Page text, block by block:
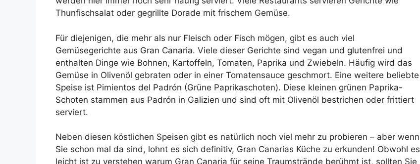
Thunfischsalat oder gegrillte Dorade mit frischem Gemüse.
Für diejenigen, die mehr als nur Fleisch oder Fisch mögen, gibt es auch viel
Gemüsegerichte aus Gran Canaria. Viele dieser Gerichte sind vegan und glutenfrei und
enthalten Dinge wie Bohnen, Kartoffeln, Tomaten, Paprika und Zwiebeln. Häufig wird das
Gemüse in Olivenöl gebraten oder in einer Tomatensauce geschmort. Eine weitere beliebte
Speise ist Pimientos del Padrón (Grüne Paprikaschoten). Diese kleinen grünen Paprika-
Schoten stammen aus Padrón in Galizien und sind oft mit Olivenöl bestrichen oder frittiert
serviert.
Neben diesen köstlichen Speisen gibt es natürlich noch viel mehr zu probieren – aber wenn
Sie schon mal da sind, lohnt es sich definitiv, Gran Canarias Küche zu erkunden! Obwohl es
leicht ist zu verstehen warum Gran Canaria für seine Traumstrände berühmt ist, sollten Sie